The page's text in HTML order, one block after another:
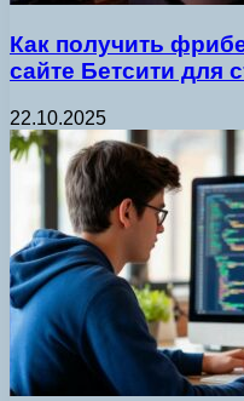
Как получить
сайте Бетсити для
22.10.2025